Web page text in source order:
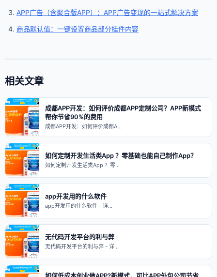
APP广告（含聚合版APP）：APP广告变现的一站式解决方案
商品默认值：一键设置商品部分挂件内容
相关文章
成都APP开发：如何评价成都APP定制公司？APP新模式
帮你节省90%的费用
成都APP开发：如何评价成都A…
如何定制开发生活类App ？零基础也能自己制作App？
如何定制开发生活类App ？零…
app开发用的什么软件
app开发用的什么软件 - 详…
无代码开发平台的利与弊
无代码开发平台的利与弊 - 详…